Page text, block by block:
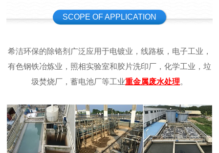
SCOPE OF APPLICATION
希洁环保的除铬剂广泛应用于电镀业，线路板，电子工业，
有色钢铁冶炼业，照相实验室和胶片洗印厂，化学工业，垃
圾焚烧厂，蓄电池厂等工业重金属废水处理。